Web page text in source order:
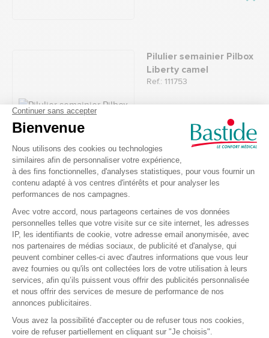
Pilulier semainier Pilbox
Liberty camel
Ref.: 111753
17,90 €
Loupe de lecture A4
pleine page
Ref.: 112111
5/5- 2avis